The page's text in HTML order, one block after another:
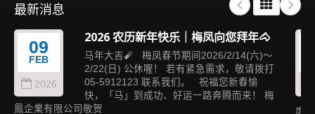
最新消息
09
FEB
2026
2026 农历新年快乐｜梅凤向您拜年🐴
马年大吉🧨 梅凤春节期间2026/2/14(六)～
2/22(日) 公休喔！ 若有紧急需求，敬请拨打
05-5912123 联系我们。 祝福您新春愉
快，「马」到成功、好运一路奔腾而来！ 梅
鳳企業有限公司敬贺
度